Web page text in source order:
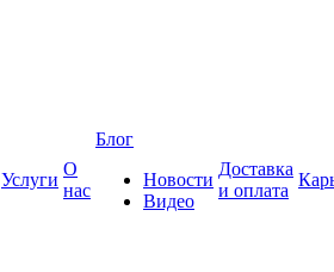
Услуги
О
нас
Блог
Новости
Видео
Доставка
и оплата